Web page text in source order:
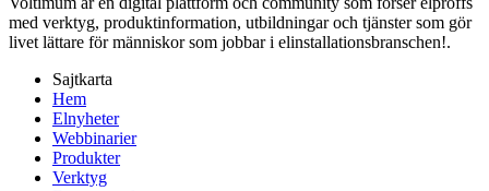
med verktyg, produktinformation, utbildningar och tjänster som gör
livet lättare för människor som jobbar i elinstallationsbranschen!.
Sajtkarta
Hem
Elnyheter
Webbinarier
Produkter
Verktyg